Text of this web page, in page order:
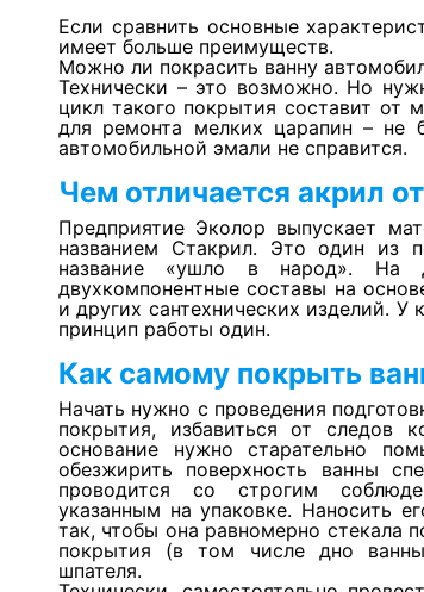
Если сравнить основные
имеет больше преимуществ.
Можно ли покрасить ванну
Технически – это возможно. Но
цикл такого покрытия составит от
для ремонта мелких царапин – не
автомобильной эмали не справится.
Чем отличается акрил
Предприятие Эколор выпускает
названием Стакрил. Это один из
название «ушло в народ». На
двухкомпонентные составы на
и других сантехнических изделий.
принцип работы один.
Как самому покрыть
Начать нужно с проведения
покрытия, избавиться от следов
основание нужно старательно
обезжирить поверхность ванны
проводится со строгим
указанным на упаковке. Наносить
так, чтобы она равномерно стекала
покрытия (в том числе дно
шпателя.